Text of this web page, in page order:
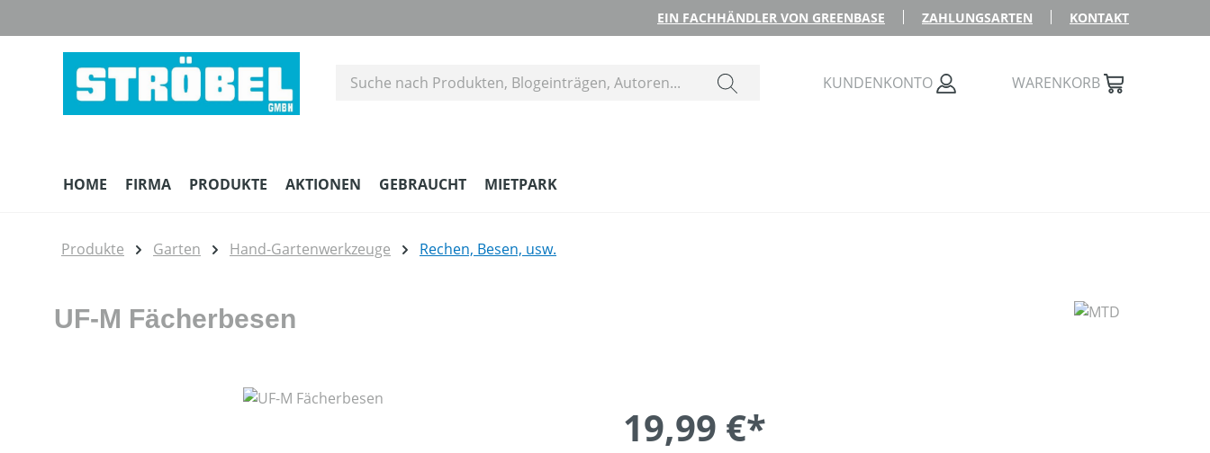
EIN FACHHÄNDLER VON GREENBASE ZAHLUNGSARTEN KONTAKT
KUNDENKONTO WARENKORB
HOME FIRMA PRODUKTE AKTIONEN GEBRAUCHT MIETPARK
Produkte Garten Hand-Gartenwerkzeuge Rechen, Besen, usw.
UF-M Fächerbesen
19,99 €*